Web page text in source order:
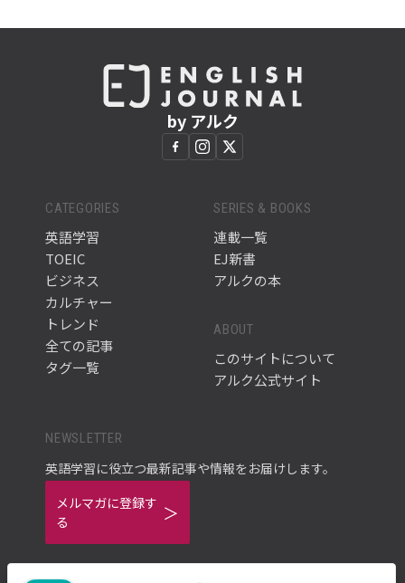
by アルク
CATEGORIES
英語学習
TOEIC
ビジネス
カルチャー
トレンド
全ての記事
タグ一覧
SERIES & BOOKS
連載一覧
EJ新書
アルクの本
ABOUT
このサイトについて
アルク公式サイト
NEWSLETTER
英語学習に役立つ最新記事や情報をお届けします。
メルマガに登録す
る